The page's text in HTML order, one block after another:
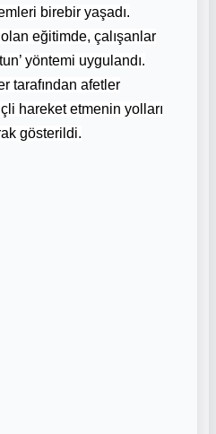
birebir yaşadı.
eğitimde, çalışanlar
yöntemi uygulandı.
tarafından afetler
hareket etmenin yolları
gösterildi.